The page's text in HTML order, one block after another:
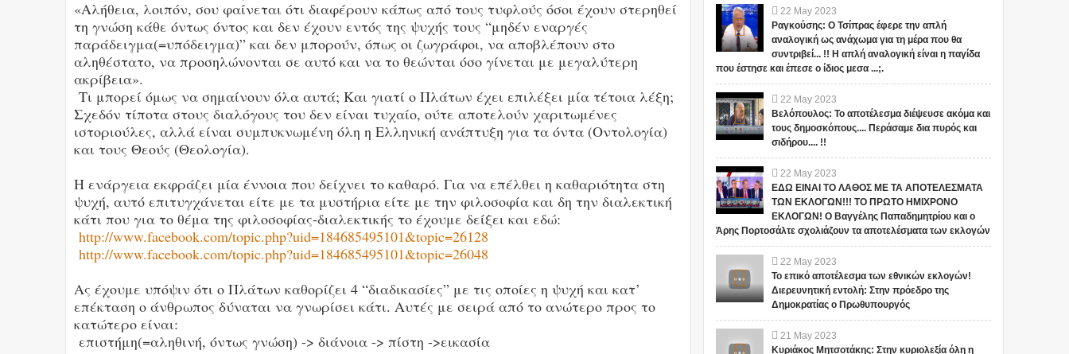
«Αλήθεια, λοιπόν, σου φαίνεται ότι διαφέρουν κάπως από τους τυφλούς όσοι έχουν στερηθεί
τη γνώση κάθε όντως όντος και δεν έχουν εντός της ψυχής τους “μηδέν εναργές
παράδειγμα(=υπόδειγμα)” και δεν μπορούν, όπως οι ζωγράφοι, να αποβλέπουν στο
αληθέστατο, να προσηλώνονται σε αυτό και να το θεώνται όσο γίνεται με μεγαλύτερη
ακρίβεια».
Τι μπορεί όμως να σημαίνουν όλα αυτά; Και γιατί ο Πλάτων έχει επιλέξει μία τέτοια λέξη;
Σχεδόν τίποτα στους διαλόγους του δεν είναι τυχαίο, ούτε αποτελούν χαριτωμένες
ιστοριούλες, αλλά είναι συμπυκνωμένη όλη η Ελληνική ανάπτυξη για τα όντα (Οντολογία)
και τους Θεούς (Θεολογία).
Η ενάργεια εκφράζει μία έννοια που δείχνει το καθαρό. Για να επέλθει η καθαριότητα στη
ψυχή, αυτό επιτυγχάνεται είτε με τα μυστήρια είτε με την φιλοσοφία και δη την διαλεκτική
κάτι που για το θέμα της φιλοσοφίας-διαλεκτικής το έχουμε δείξει και εδώ:
http://www.facebook.com/topic.php?uid=184685495101&topic=26128
http://www.facebook.com/topic.php?uid=184685495101&topic=26048
Ας έχουμε υπόψιν ότι ο Πλάτων καθορίζει 4 “διαδικασίες” με τις οποίες η ψυχή και κατ’
επέκταση ο άνθρωπος δύναται να γνωρίσει κάτι. Αυτές με σειρά από το ανώτερο προς το
κατώτερο είναι:
επιστήμη(=αληθινή, όντως γνώση) -> διάνοια -> πίστη ->εικασία
22 May 2023
Ραγκούσης: Ο Τσίπρας έφερε την απλή
αναλογική ως ανάχωμα για τη μέρα που θα
συντριβεί... !! Η απλή αναλογική είναι η παγίδα
που έστησε και έπεσε ο ίδιος μεσα ...;.
22 May 2023
Βελόπουλος: Το αποτέλεσμα διέψευσε ακόμα και
τους δημοσκόπους.... Περάσαμε δια πυρός και
σιδήρου.... !!
22 May 2023
ΕΔΩ ΕΙΝΑΙ ΤΟ ΛΑΘΟΣ ΜΕ ΤΑ ΑΠΟΤΕΛΕΣΜΑΤΑ
ΤΩΝ ΕΚΛΟΓΩΝ!!! ΤΟ ΠΡΩΤΟ ΗΜΙΧΡΟΝΟ
ΕΚΛΟΓΩΝ! Ο Βαγγέλης Παπαδημητρίου και ο
Άρης Πορτοσάλτε σχολιάζουν τα αποτελέσματα των εκλογών
22 May 2023
Το επικό αποτέλεσμα των εθνικών εκλογών!
Διερευνητική εντολή: Στην πρόεδρο της
Δημοκρατίας ο Πρωθυπουργός
21 May 2023
Κυριάκος Μητσοτάκης: Στην κυριολεξία όλη η